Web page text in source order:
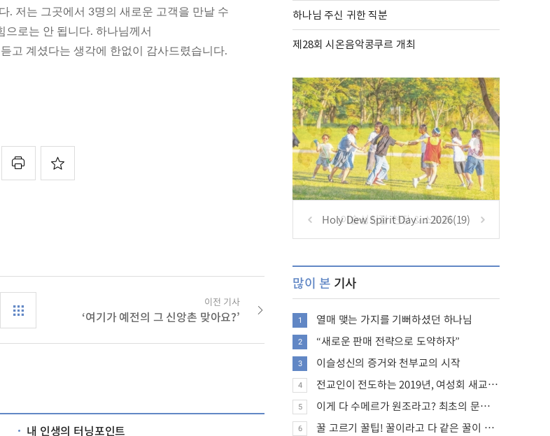
. 저는 그곳에서 3명의 새로운 고객을 만날 수
으로는 안 됩니다. 하나님께서
고 계셨다는 생각에 한없이 감사드렸습니다.
이전 기사
‘여기가 예전의 그 신앙촌 맞아요?’
내 인생의 터닝포인트
하나님 주신 귀한 직분
제28회 시온음악콩쿠르 개최
Holy Dew Spirit Day in 2026(19)
많이 본 기사
1 열매 맺는 가지를 기뻐하셨던 하나님
2 “새로운 판매 전략으로 도약하자”
3 이슬성신의 증거와 천부교의 시작
4 전교인이 전도하는 2019년, 여성회 새교인 증가 추세
5 이게 다 수메르가 원조라고? 최초의 문명, 수메르는 어떤 문명이었을까?
6 꿀 고르기 꿀팁! 꿀이라고 다 같은 꿀이 아니다!